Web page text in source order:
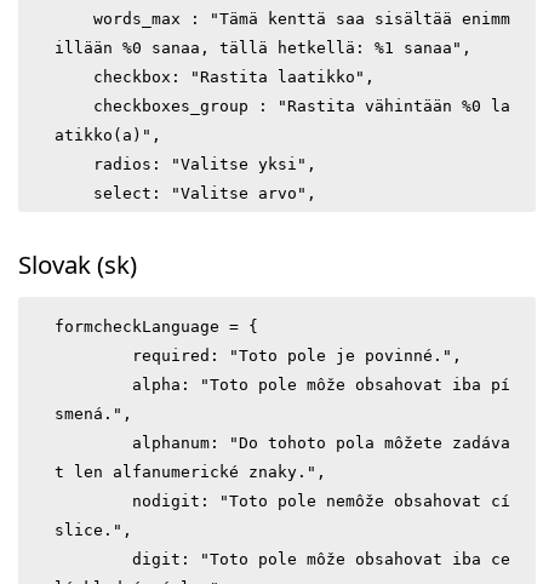
words_max : "Tämä kenttä saa sisältää enimm
illään %0 sanaa, tällä hetkellä: %1 sanaa",
checkbox: "Rastita laatikko",
checkboxes_group : "Rastita vähintään %0 la
atikko(a)",
radios: "Valitse yksi",
select: "Valitse arvo",
Slovak (sk)
formcheckLanguage = {
smená.",
t len alfanumerické znaky.",
slice.",